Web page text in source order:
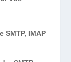
SMTP, IMAP